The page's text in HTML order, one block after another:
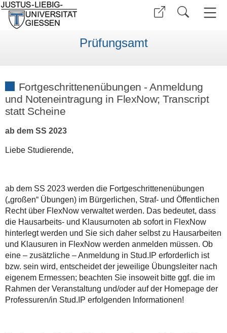
Prüfungsamt
Fortgeschrittenenübungen - Anmeldung
und Noteneintragung in FlexNow; Transcript
statt Scheine
ab dem SS 2023
Liebe Studierende,
ab dem SS 2023 werden die Fortgeschrittenenübungen
(„großen“ Übungen) im Bürgerlichen, Straf- und Öffentlichen
Recht über FlexNow verwaltet werden. Das bedeutet, dass
die Hausarbeits- und Klausurnoten ab sofort in FlexNow
hinterlegt werden und Sie sich daher selbst zu Hausarbeiten
und Klausuren in FlexNow werden anmelden müssen. Ob
eine – zusätzliche – Anmeldung in Stud.IP erforderlich ist
bzw. sein wird, entscheidet der jeweilige Übungsleiter nach
eigenem Ermessen; beachten Sie insoweit bitte ggf. die im
Rahmen der Veranstaltung und/oder auf der Homepage der
Professuren/in Stud.IP erfolgenden Informationen!